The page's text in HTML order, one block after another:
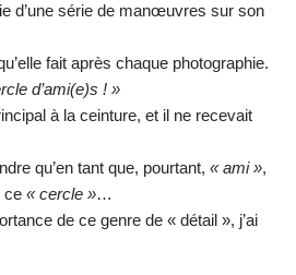
d’une série de manœuvres sur son
fait après chaque photographie.
d’ami(e)s ! »
à la ceinture, et il ne recevait
qu’en tant que, pourtant, « ami »,
ce « cercle »…
de ce genre de « détail », j’ai